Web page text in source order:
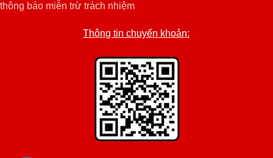
thông báo miễn trừ trách nhiệm
Thông tin chuyển khoản: